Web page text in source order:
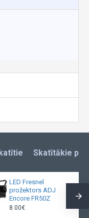
Skatītākie
LED Fresnel
prožektors ADJ
Encore FR50Z
8.00€